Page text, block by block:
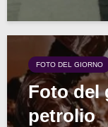
FOTO DEL GIORNO
Foto del
petrolio